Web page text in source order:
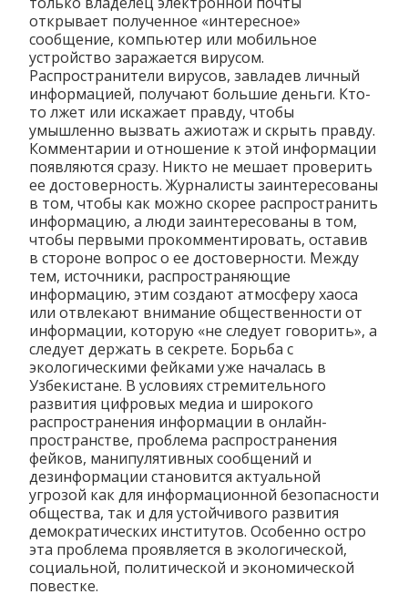
открывает полученное «интересное»
сообщение, компьютер или мобильное
устройство заражается вирусом.
Распространители вирусов, завладев личный
информацией, получают большие деньги. Кто-
то лжет или искажает правду, чтобы
умышленно вызвать ажиотаж и скрыть правду.
Комментарии и отношение к этой информации
появляются сразу. Никто не мешает проверить
ее достоверность. Журналисты заинтересованы
в том, чтобы как можно скорее распространить
информацию, а люди заинтересованы в том,
чтобы первыми прокомментировать, оставив
в стороне вопрос о ее достоверности. Между
тем, источники, распространяющие
информацию, этим создают атмосферу хаоса
или отвлекают внимание общественности от
информации, которую «не следует говорить», а
следует держать в секрете. Борьба с
экологическими фейками уже началась в
Узбекистане. В условиях стремительного
развития цифровых медиа и широкого
распространения информации в онлайн-
пространстве, проблема распространения
фейков, манипулятивных сообщений и
дезинформации становится актуальной
угрозой как для информационной безопасности
общества, так и для устойчивого развития
демократических институтов. Особенно остро
эта проблема проявляется в экологической,
социальной, политической и экономической
повестке.